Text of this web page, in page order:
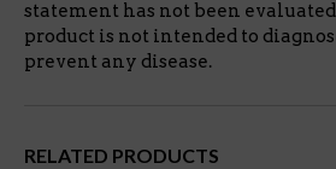
statement has not been
product is not intended to
prevent any disease.
RELATED PRODUCTS